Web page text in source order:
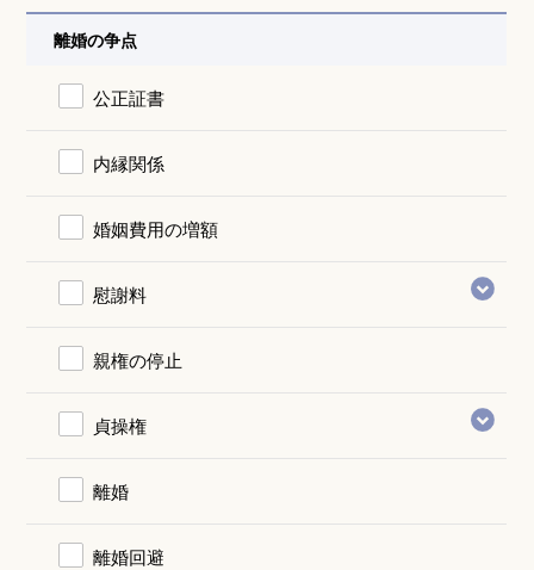
離婚の争点
公正証書
内縁関係
婚姻費用の増額
慰謝料
親権の停止
貞操権
離婚
離婚回避